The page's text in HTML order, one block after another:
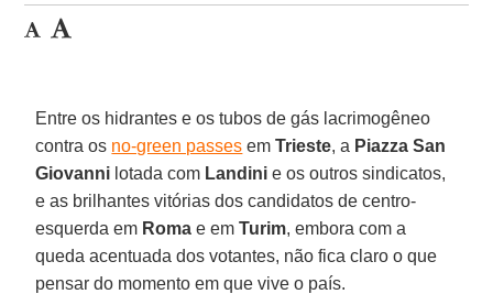
Entre os hidrantes e os tubos de gás lacrimogêneo
contra os no-green passes emTrieste, a Piazza San
Giovanni lotada com Landini e os outros sindicatos,
e as brilhantes vitórias dos candidatos de centro-
esquerda em Roma e emTurim, embora com a
queda acentuada dos votantes, não fica claro o que
pensar do momento em que vive o país.